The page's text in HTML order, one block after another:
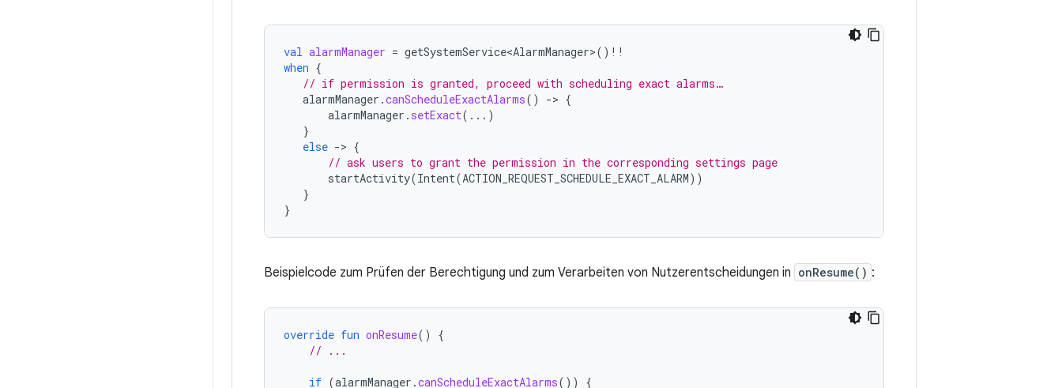
val alarmManager = getSystemService<AlarmManager>() !!
when {
// if permission is granted, proceed with scheduling exact alarms…
alarmManager .canScheduleExactAlarms() -> {
alarmManager . setExact(...)
}
else -> {
// ask users to grant the permission in the corresponding settings page
startActivity(Intent(ACTION_REQUEST_SCHEDULE_EXACT_ALARM))
}
}
Beispielcode zum Prüfen der Berechtigung und zum Verarbeiten von Nutzerentscheidungen in onResume() :
override fun onResume()
{
// ...
if (alarmManager .canScheduleExactAlarms()) {